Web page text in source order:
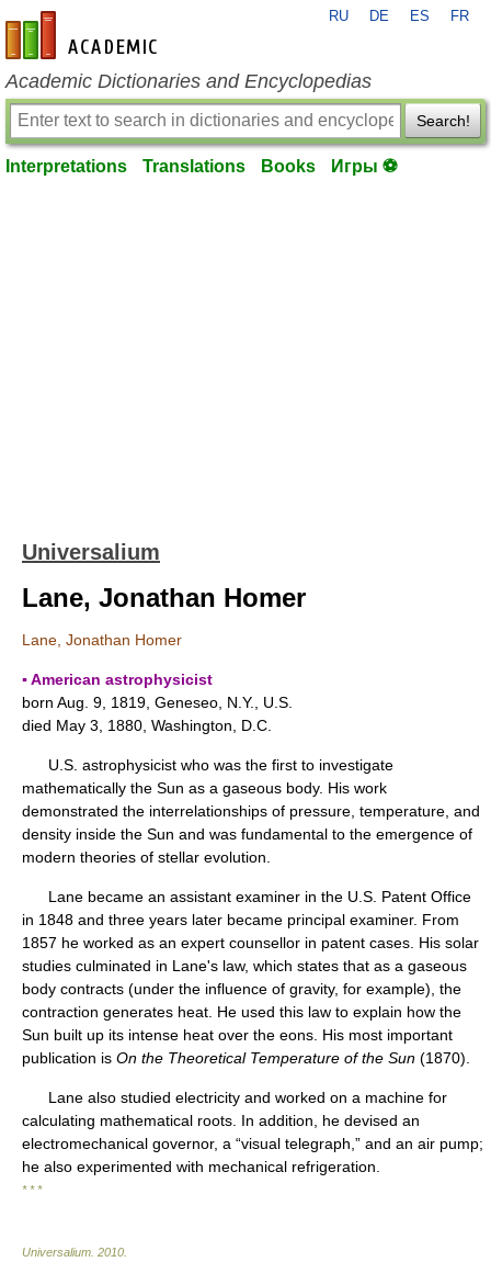
en-academic.com
RU DE ES FR
Academic Dictionaries and Encyclopedias
Search!
Interpretations Translations Books Игры ⚽
Universalium
Lane, Jonathan Homer
Lane, Jonathan Homer
▪ American astrophysicist
born Aug. 9, 1819, Geneseo, N.Y., U.S.
died May 3, 1880, Washington, D.C.
U.S. astrophysicist who was the first to investigate
mathematically the Sun as a gaseous body. His work
demonstrated the interrelationships of pressure, temperature, and
density inside the Sun and was fundamental to the emergence of
modern theories of stellar evolution.
Lane became an assistant examiner in the U.S. Patent Office
in 1848 and three years later became principal examiner. From
1857 he worked as an expert counsellor in patent cases. His solar
studies culminated in Lane's law, which states that as a gaseous
body contracts (under the influence of gravity, for example), the
contraction generates heat. He used this law to explain how the
Sun built up its intense heat over the eons. His most important
publication is On the Theoretical Temperature of the Sun (1870).
Lane also studied electricity and worked on a machine for
calculating mathematical roots. In addition, he devised an
electromechanical governor, a “visual telegraph,” and an air pump;
he also experimented with mechanical refrigeration.
* * *
Universalium 2010